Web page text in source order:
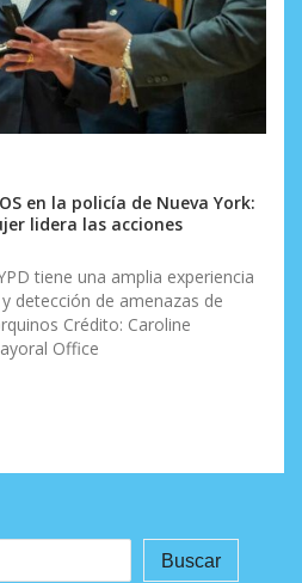
en la policía de Nueva York:
lidera las acciones
tiene una amplia experiencia
detección de amenazas de
Crédito: Caroline
Office
Buscar